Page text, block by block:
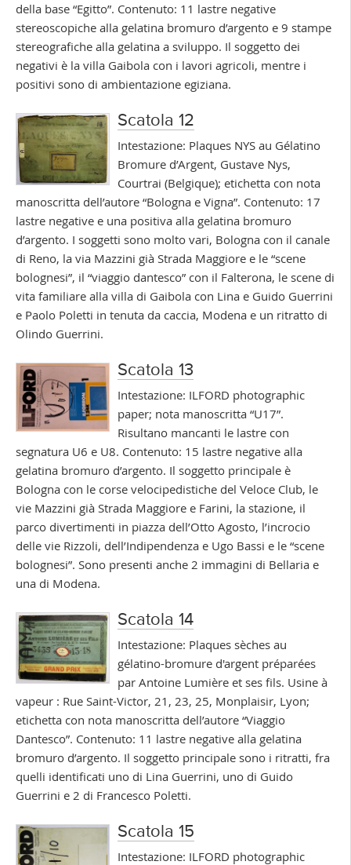
della base “Egitto”. Contenuto: 11 lastre negative
stereoscopiche alla gelatina bromuro d’argento e 9 stampe
stereografiche alla gelatina a sviluppo. Il soggetto dei
negativi è la villa Gaibola con i lavori agricoli, mentre i
positivi sono di ambientazione egiziana.
Scatola 12
Intestazione: Plaques NYS au Gélatino
Bromure d’Argent, Gustave Nys,
Courtrai (Belgique); etichetta con nota
manoscritta dell’autore “Bologna e Vigna”. Contenuto: 17
lastre negative e una positiva alla gelatina bromuro
d’argento. I soggetti sono molto vari, Bologna con il canale
di Reno, la via Mazzini già Strada Maggiore e le “scene
bolognesi”, il “viaggio dantesco” con il Falterona, le scene di
vita familiare alla villa di Gaibola con Lina e Guido Guerrini
e Paolo Poletti in tenuta da caccia, Modena e un ritratto di
Olindo Guerrini.
Scatola 13
Intestazione: ILFORD photographic
paper; nota manoscritta “U17”.
Risultano mancanti le lastre con
segnatura U6 e U8. Contenuto: 15 lastre negative alla
gelatina bromuro d’argento. Il soggetto principale è
Bologna con le corse velocipedistiche del Veloce Club, le
vie Mazzini già Strada Maggiore e Farini, la stazione, il
parco divertimenti in piazza dell’Otto Agosto, l’incrocio
delle vie Rizzoli, dell’Indipendenza e Ugo Bassi e le “scene
bolognesi”. Sono presenti anche 2 immagini di Bellaria e
una di Modena.
Scatola 14
Intestazione: Plaques sèches au
gélatino-bromure d'argent préparées
par Antoine Lumière et ses fils. Usine à
vapeur : Rue Saint-Victor, 21, 23, 25, Monplaisir, Lyon;
etichetta con nota manoscritta dell’autore “Viaggio
Dantesco”. Contenuto: 11 lastre negative alla gelatina
bromuro d’argento. Il soggetto principale sono i ritratti, fra
quelli identificati uno di Lina Guerrini, uno di Guido
Guerrini e 2 di Francesco Poletti.
Scatola 15
Intestazione: ILFORD photographic